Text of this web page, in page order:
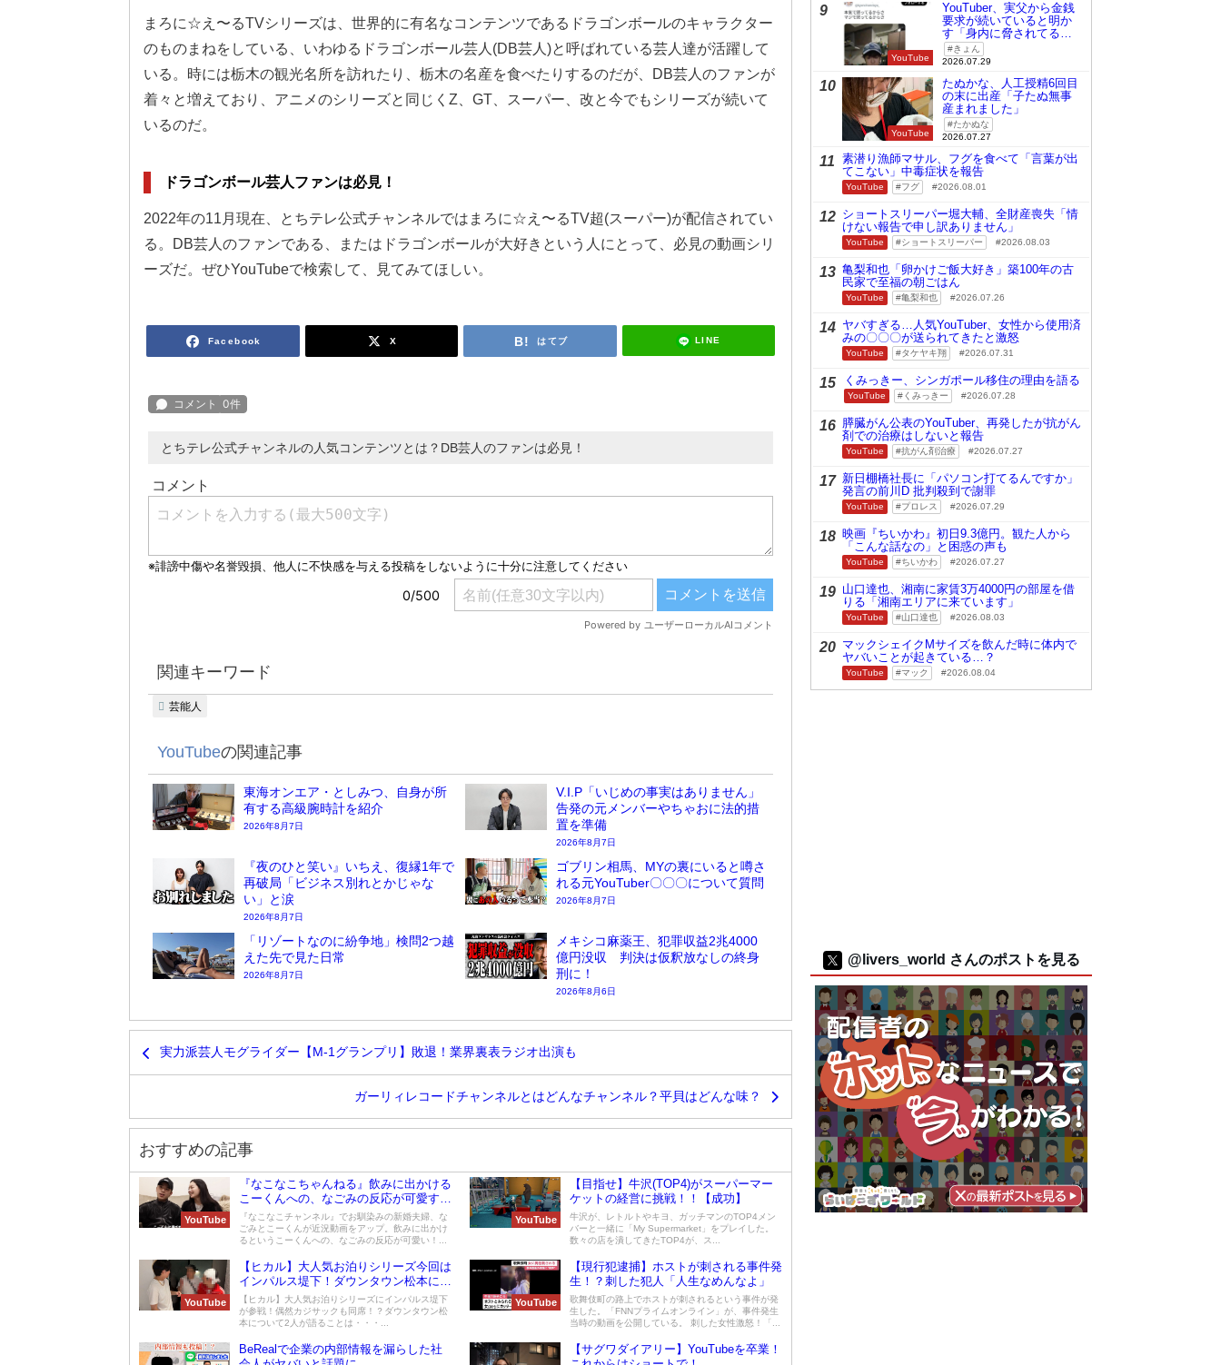
まろに☆え〜るTVシリーズは、世界的に有名なコンテンツであるドラゴンボールのキャラクター
のものまねをしている、いわゆるドラゴンボール芸人(DB芸人)と呼ばれている芸人達が活躍して
いる。時には栃木の観光名所を訪れたり、栃木の名産を食べたりするのだが、DB芸人のファンが
着々と増えており、アニメのシリーズと同じくZ、GT、スーパー、改と今でもシリーズが続いて
いるのだ。
ドラゴンボール芸人ファンは必見！
2022年の11月現在、とちテレ公式チャンネルではまろに☆え〜るTV超(スーパー)が配信されてい
る。DB芸人のファンである、またはドラゴンボールが大好きという人にとって、必見の動画シリ
ーズだ。ぜひYouTubeで検索して、見てみてほしい。
Facebook X はてブ LINE
とちテレ公式チャンネルの人気コンテンツとは？DB芸人のファンは必見！
関連キーワード
芸能人
YouTubeの関連記事
東海オンエア・としみつ、自身が所
有する高級腕時計を紹介
2026年8月7日
V.I.P「いじめの事実はありません」
告発の元メンバーやちゃおに法的措
置を準備
2026年8月7日
『夜のひと笑い』いちえ、復縁1年で
再破局「ビジネス別れとかじゃな
い」と涙
2026年8月7日
ゴブリン相馬、MYの裏にいると噂さ
れる元YouTuber〇〇〇について質問
2026年8月7日
「リゾートなのに紛争地」検問2つ越
えた先で見た日常
2026年8月7日
メキシコ麻薬王、犯罪収益2兆4000
億円没収 判決は仮釈放なしの終身
刑に！
2026年8月6日
実力派芸人モグライダー【M-1グランプリ】敗退！業界裏表ラジオ出演も
ガーリィレコードチャンネルとはどんなチャンネル？平貝はどんな味？
おすすめの記事
YouTube
『なこなこちゃんねる』飲みに出かける
こーくんへの、なごみの反応が可愛すぎ
る！
『なこなこチャンネル』でお馴染みの新婚夫婦、な
ごみとこーくんが近況動画をアップ。飲みに出かけ
るというこーくんへの、なごみの反応が可愛い！...
YouTube
【目指せ】牛沢(TOP4)がスーパーマー
ケットの経営に挑戦！！【成功】
牛沢が、レトルトやキヨ、ガッチマンのTOP4メン
バーと一緒に「My Supermarket」をプレイした。
数々の店を潰してきたTOP4が、ス...
YouTube
【ヒカル】大人気お泊りシリーズ今回は
インパルス堤下！ダウンタウン松本につ
いて語る・・・
【ヒカル】大人気お泊りシリーズにインパルス堤下
が参戦！偶然カジサックも同席！？ダウンタウン松
本について2人が語ることは・・・...
YouTube
【現行犯逮捕】ホストが刺される事件発
生！？刺した犯人「人生なめんなよ」
歌舞伎町の路上でホストが刺されるという事件が発
生した。「FNNプライムオンライン」が、事件発生
当時の動画を公開している。 刺した女性激怒！「...
BeRealで企業の内部情報を漏らした社
【サグワダイアリー】YouTubeを卒業！
9
YouTube
YouTuber、実父から金銭
要求が続いていると明か
す「身内に脅されてる
の」きょん
2026.07.29
10
YouTube
たぬかな、人工授精6回目
の末に出産「子たぬ無事
産まれました」
たかぬな
2026.07.27
11
素潜り漁師マサル、フグを食べて「言葉が出
てこない」中毒症状を報告
YouTube フグ 2026.08.01
12 ショートスリーパー堀大輔、全財産喪失「情
けない報告で申し訳ありません」
YouTube ショートスリーパー 2026.08.03
13 亀梨和也「卵かけご飯大好き」築100年の古
民家で至福の朝ごはん
YouTube 亀梨和也 2026.07.26
14 ヤバすぎる…人気YouTuber、女性から使用済
みの〇〇〇が送られてきたと激怒
YouTube タケヤキ翔 2026.07.31
15 くみっきー、シンガポール移住の理由を語る
YouTube くみっきー 2026.07.28
16 膵臓がん公表のYouTuber、再発したが抗がん
剤での治療はしないと報告
YouTube 抗がん剤治療 2026.07.27
17 新日棚橋社長に「パソコン打てるんですか」
発言の前川D 批判殺到で謝罪
YouTube プロレス 2026.07.29
18 映画『ちいかわ』初日9.3億円。観た人から
「こんな話なの」と困惑の声も
YouTube ちいかわ 2026.07.27
19 山口達也、湘南に家賃3万4000円の部屋を借
りる「湘南エリアに来ています」
YouTube 山口達也 2026.08.03
20 マックシェイクMサイズを飲んだ時に体内で
ヤバいことが起きている…？
YouTube マック 2026.08.04
@livers_world さんのポストを見る